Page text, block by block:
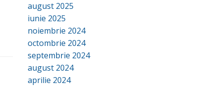
august 2025
iunie 2025
noiembrie 2024
octombrie 2024
septembrie 2024
august 2024
aprilie 2024